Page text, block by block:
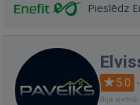
Pieslēdz
5.0 ·
Bija